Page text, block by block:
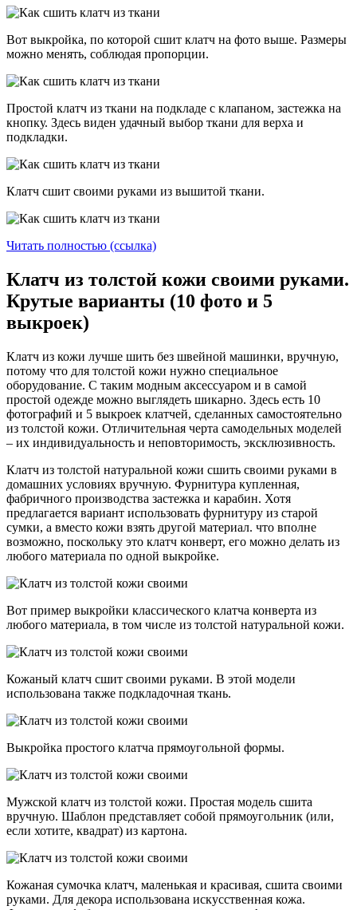
Вот выкройка, по которой сшит клатч на фото выше. Размеры
можно менять, соблюдая пропорции.
Простой клатч из ткани на подкладе с клапаном, застежка на
кнопку. Здесь виден удачный выбор ткани для верха и
подкладки.
Клатч сшит своими руками из вышитой ткани.
Читать полностью (ссылка)
Клатч из толстой кожи своими руками.
Крутые варианты (10 фото и 5
выкроек)
Клатч из кожи лучше шить без швейной машинки, вручную,
потому что для толстой кожи нужно специальное
оборудование. С таким модным аксессуаром и в самой
простой одежде можно выглядеть шикарно. Здесь есть 10
фотографий и 5 выкроек клатчей, сделанных самостоятельно
из толстой кожи. Отличительная черта самодельных моделей
– их индивидуальность и неповторимость, эксклюзивность.
Клатч из толстой натуральной кожи сшить своими руками в
домашних условиях вручную. Фурнитура купленная,
фабричного производства застежка и карабин. Хотя
предлагается вариант использовать фурнитуру из старой
сумки, а вместо кожи взять другой материал. что вполне
возможно, поскольку это клатч конверт, его можно делать из
любого материала по одной выкройке.
Вот пример выкройки классического клатча конверта из
любого материала, в том числе из толстой натуральной кожи.
Кожаный клатч сшит своими руками. В этой модели
использована также подкладочная ткань.
Выкройка простого клатча прямоугольной формы.
Мужской клатч из толстой кожи. Простая модель сшита
вручную. Шаблон представляет собой прямоугольник (или,
если хотите, квадрат) из картона.
Кожаная сумочка клатч, маленькая и красивая, сшита своими
руками. Для декора использована искусственная кожа.